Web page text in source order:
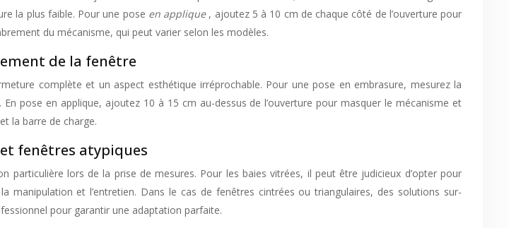
la plus faible. Pour une pose en applique , ajoutez 5 à 10 cm de chaque côté de l’ouverture pour
du mécanisme, qui peut varier selon les modèles.
de la fenêtre
complète et un aspect esthétique irréprochable. Pour une pose en embrasure, mesurez la
pose en applique, ajoutez 10 à 15 cm au-dessus de l’ouverture pour masquer le mécanisme et
la barre de charge.
fenêtres atypiques
lors de la prise de mesures. Pour les baies vitrées, il peut être judicieux d’opter pour
et l’entretien. Dans le cas de fenêtres cintrées ou triangulaires, des solutions sur-
pour garantir une adaptation parfaite.